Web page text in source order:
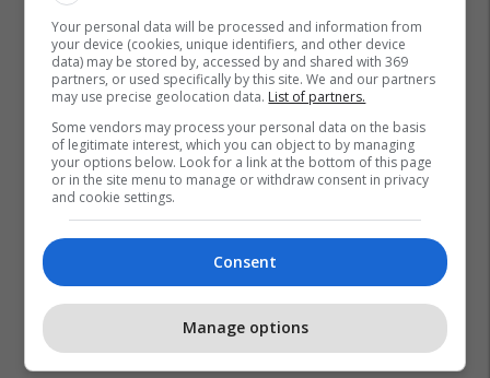
Ilir Shaqiri - Balerin Ferma Vip
Your personal data will be processed and information from
your device (cookies, unique identifiers, and other device
data) may be stored by, accessed by and shared with 369
partners, or used specifically by this site. We and our partners
may use precise geolocation data. List of partners.
Some vendors may process your personal data on the basis
of legitimate interest, which you can object to by managing
your options below. Look for a link at the bottom of this page
or in the site menu to manage or withdraw consent in privacy
and cookie settings.
Consent
Manage options